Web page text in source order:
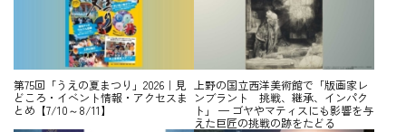
第75回「うえの夏まつり」2026｜見
どころ・イベント情報・アクセスま
とめ【7/10～8/11】
上野の国立西洋美術館で「版画家レ
ンブラント 挑戦、継承、インパク
ト」 — ゴヤやマティスにも影響を与
えた巨匠の挑戦の跡をたどる